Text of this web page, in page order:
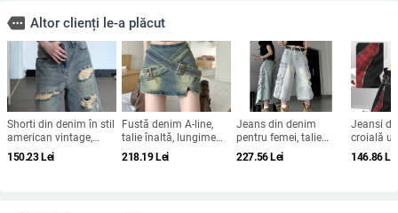
more Altor clienți le-a plăcut
Shorti din denim în stil
american vintage,
croială dreaptă până
la mijlocul coapsei,
150.23Lei
Fustă denim A-line,
talie înaltă, lungime
3/4, micro-elasticitate
218.19Lei
Jeans din denim
pentru femei, talie
înaltă, croi drept, cu
mai multe buzunare
227.56Lei
Jeansi
croială
talie
colaj/
146.86Lei